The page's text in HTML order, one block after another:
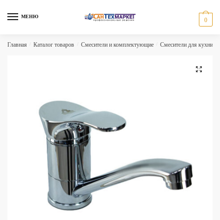
МЕНЮ
0
Главная Каталог товаров Смесители и комплектующие Смесители для кухни
🔍